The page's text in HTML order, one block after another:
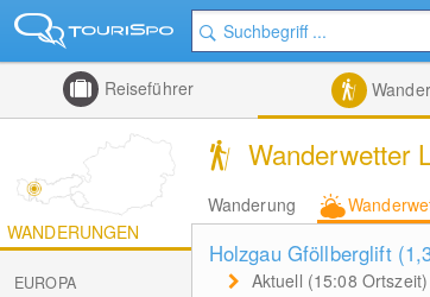
Reiseführer
Wanderwetter
Wanderung
WANDERUNGEN
EUROPA
Holzgau Gföllberglift
Aktuell (15:08 Ortszeit)